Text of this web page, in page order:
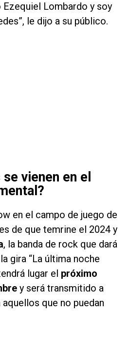
Ezequiel Lombardo y soy
le dijo a su público.
vienen en el
en el campo de juego de
de que temrine el 2024 y
, la banda de rock que dará
gira “La última noche
lugar el próximo
y será transmitido a
que no puedan